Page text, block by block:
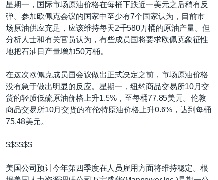
星期一，国际市场原油价格在每桶下跌近一美元之后稍有反
弹。参加欧佩克会议的国家中至少有7个国家认为，目前市
场原油供应充足，应该维持每天2千580万桶的原油产量。但
分析人士和有关官员认为，有些成员国将要求欧佩克象征性
地把石油日产量增加50万桶。
在这次欧佩克成员国会议做出正式决定之前，市场原油价格
没有急于做出明显的反应。星期一，纽约商品交易所10月交
货的轻质低硫原油价格上升1.5%，至每桶77.85美元。伦敦
商品交易所10月交货的布伦特原油价格上升0.6%，达到每桶
75.48美元。
$$$$$$
美国公司预计今年第四季度在人员雇用方面将维持稳定。根